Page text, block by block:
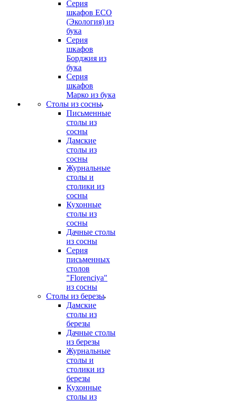
Серия
шкафов ECO
(Экология) из
бука
Серия
шкафов
Борджия из
бука
Серия
шкафов
Марко из бука
Столы из сосны
Письменные
столы из
сосны
Дамские
столы из
сосны
Журнальные
столы и
столики из
сосны
Кухонные
столы из
сосны
Дачные столы
из сосны
Серия
письменных
столов
"Florenciya"
из сосны
Столы из березы
Дамские
столы из
березы
Дачные столы
из березы
Журнальные
столы и
столики из
березы
Кухонные
столы из